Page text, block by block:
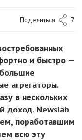
Поделиться 7
и быстро —
агрегаторы.
в нескольких
доход. Newslab
поработавшим
всю эту